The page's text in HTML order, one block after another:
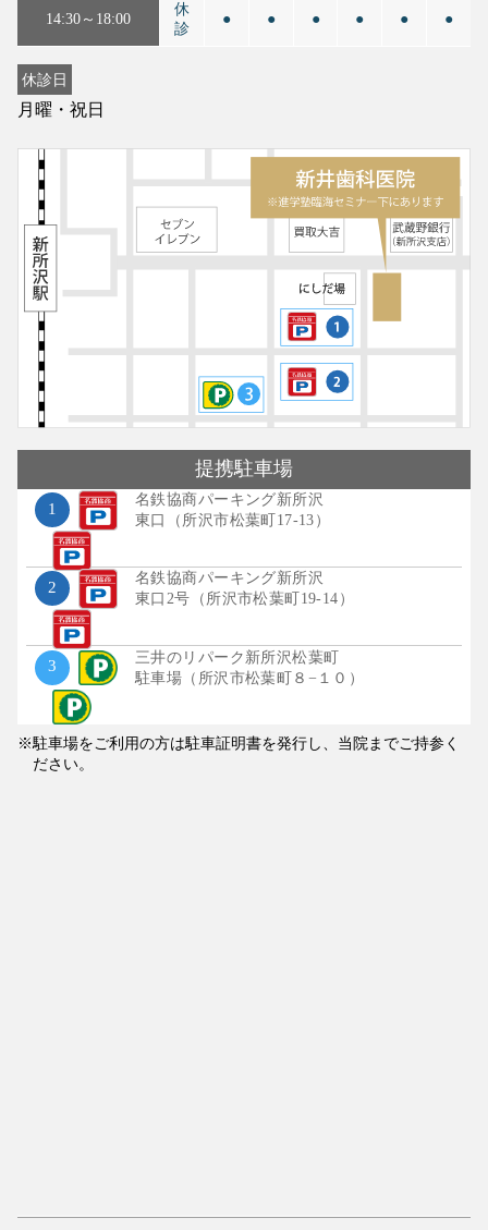
14:30～18:00
休
診
● ● ● ● ● ●
休診日
月曜・祝日
提携駐車場
1
名鉄協商パーキング新所沢
東口（所沢市松葉町17-13）
2
名鉄協商パーキング新所沢
東口2号（所沢市松葉町19-14）
3
三井のリパーク新所沢松葉町
駐車場（所沢市松葉町８−１０）
駐車場をご利用の方は駐車証明書を発行し、当院までご持参く
ださい。